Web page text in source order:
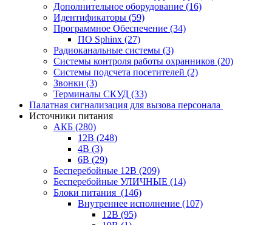
Дополнительное оборудование (16)
Идентификаторы (59)
Программное Обеспечение (34)
ПО Sphinx (27)
Радиоканальные системы (3)
Системы контроля работы охранников (20)
Системы подсчета посетителей (2)
Звонки (3)
Терминалы СКУД (33)
Палатная сигнализация для вызова персонала
Источники питания
АКБ (280)
12В (248)
4В (3)
6В (29)
Бесперебойные 12В (209)
Бесперебойные УЛИЧНЫЕ (14)
Блоки питания (146)
Внутреннее исполнение (107)
12В (95)